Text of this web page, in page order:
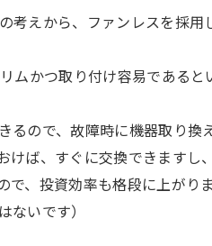
考えから、ファンレスを採用
ムかつ取り付け容易であると
るので、故障時に機器取り換
けば、すぐに交換できますし
で、投資効率も格段に上がり
ないです）